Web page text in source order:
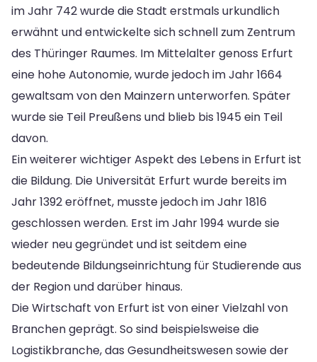
im Jahr 742 wurde die Stadt erstmals urkundlich
erwähnt und entwickelte sich schnell zum Zentrum
des Thüringer Raumes. Im Mittelalter genoss Erfurt
eine hohe Autonomie, wurde jedoch im Jahr 1664
gewaltsam von den Mainzern unterworfen. Später
wurde sie Teil Preußens und blieb bis 1945 ein Teil
davon.
Ein weiterer wichtiger Aspekt des Lebens in Erfurt ist
die Bildung. Die Universität Erfurt wurde bereits im
Jahr 1392 eröffnet, musste jedoch im Jahr 1816
geschlossen werden. Erst im Jahr 1994 wurde sie
wieder neu gegründet und ist seitdem eine
bedeutende Bildungseinrichtung für Studierende aus
der Region und darüber hinaus.
Die Wirtschaft von Erfurt ist von einer Vielzahl von
Branchen geprägt. So sind beispielsweise die
Logistikbranche, das Gesundheitswesen sowie der